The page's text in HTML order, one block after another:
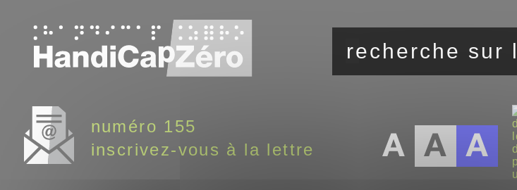
numéro 155
inscrivez-vous à la lettre